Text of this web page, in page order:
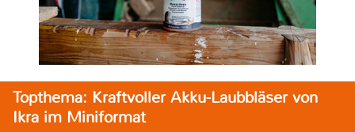
Topthema: Kraftvoller Akku-Laubbläser von
Ikra im Miniformat